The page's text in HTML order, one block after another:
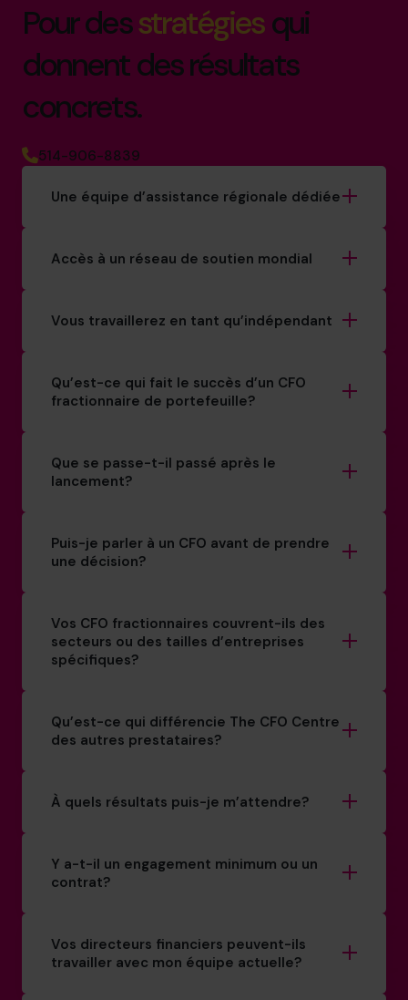
Pour desstratégiesqui
donnent des résultats
concrets.
514-906-8839
Une équipe d’assistance régionale dédiée
Accès à un réseau de soutien mondial
Vous travaillerez en tant qu’indépendant
Qu’est-ce qui fait le succès d’un CFO
fractionnaire de portefeuille?
Que se passe-t-il passé après le
lancement?
Puis-je parler à un CFO avant de prendre
une décision?
Vos CFO fractionnaires couvrent-ils des
secteurs ou des tailles d’entreprises
spécifiques?
Qu’est-ce qui différencie The CFO Centre
des autres prestataires?
À quels résultats puis-je m’attendre?
Y a-t-il un engagement minimum ou un
contrat?
Vos directeurs financiers peuvent-ils
travailler avec mon équipe actuelle?